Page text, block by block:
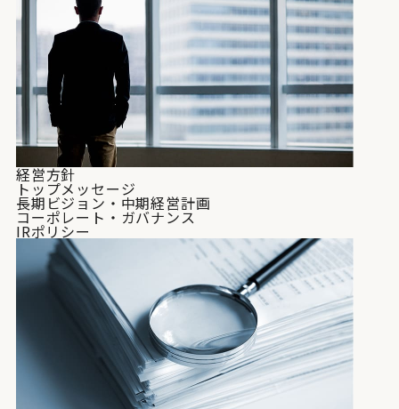
経営方針
トップメッセージ
長期ビジョン・中期経営計画
コーポレート・ガバナンス
IRポリシー